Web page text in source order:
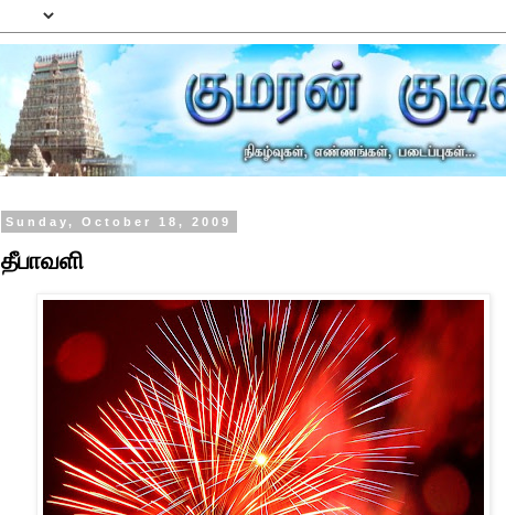
Sunday, October 18, 2009
தீபாவளி